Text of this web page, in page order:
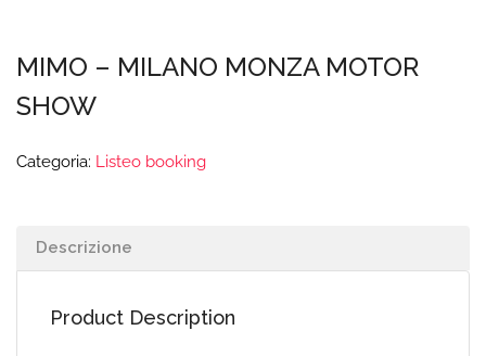
MIMO – MILANO MONZA MOTOR
SHOW
Categoria: Listeo booking
Descrizione
Product Description